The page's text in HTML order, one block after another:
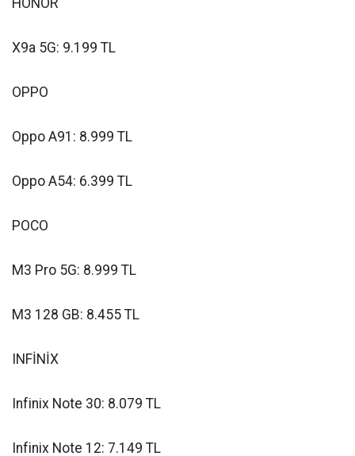
HONOR
X9a 5G: 9.199 TL
OPPO
Oppo A91: 8.999 TL
Oppo A54: 6.399 TL
POCO
M3 Pro 5G: 8.999 TL
M3 128 GB: 8.455 TL
INFİNİX
Infinix Note 30: 8.079 TL
Infinix Note 12: 7.149 TL